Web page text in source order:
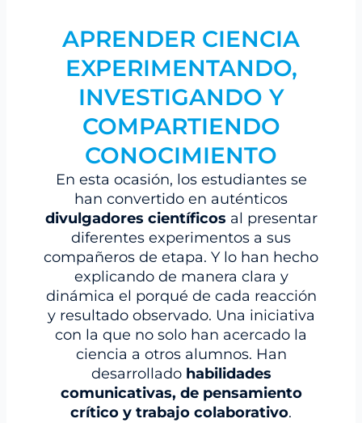
APRENDER CIENCIA
EXPERIMENTANDO,
INVESTIGANDO Y
COMPARTIENDO
CONOCIMIENTO
En esta ocasión, los estudiantes se
han convertido en auténticos
divulgadores científicos al presentar
diferentes experimentos a sus
compañeros de etapa. Y lo han hecho
explicando de manera clara y
dinámica el porqué de cada reacción
y resultado observado. Una iniciativa
con la que no solo han acercado la
ciencia a otros alumnos. Han
desarrollado habilidades
comunicativas, de pensamiento
crítico y trabajo colaborativo.